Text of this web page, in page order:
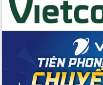
với Tập đoàn Bưu chính Viễn thông
Việt Nam
Đắk Lắk về phát triển nhân lực y tế
Du lịch Đắk Lắk nâng tầm trải nghiệm
du khách thông qua Hệ thống cơ sở dữ
liệu và Bản đồ số